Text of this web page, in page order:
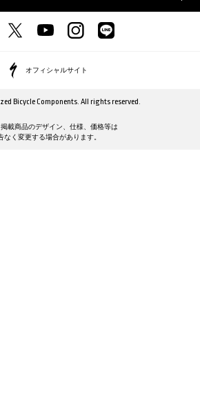
オフィシャルサイト
Bicycle Components. All rights reserved.
載商品のデザイン、仕様、価格等は
なく変更する場合があります。